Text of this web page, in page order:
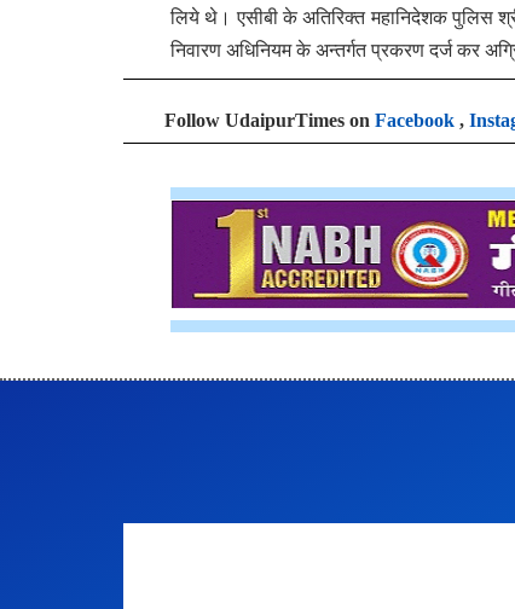
लिये थे। एसीबी के अतिरिक्त महानिदेशक पुलिस
निवारण अधिनियम के अन्तर्गत प्रकरण दर्ज कर
Follow UdaipurTimes on Facebook ,